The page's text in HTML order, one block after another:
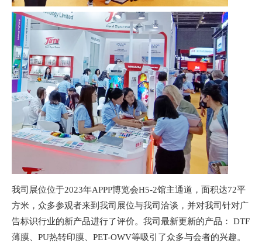
我司展位位于2023年APPP博览会H5-2馆主通道，面积达72平
方米，众多参观者来到我司展位与我司洽谈，并对我司针对广
告标识行业的新产品进行了评价。我司最新更新的产品： DTF
薄膜、PU热转印膜、PET-OWV等吸引了众多与会者的兴趣。